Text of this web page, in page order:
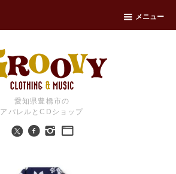
メニュー
愛知県豊橋市の
アパレルとCDショップ